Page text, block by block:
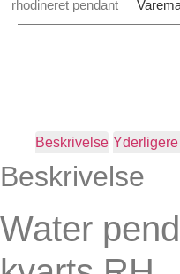
rhodineret pendant
Beskrivelse
Beskrivelse
Water